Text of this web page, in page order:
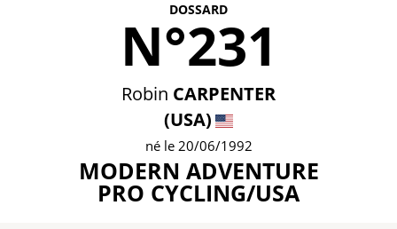
DOSSARD
N°231
Robin CARPENTER
(USA)
né le 20/06/1992
MODERN ADVENTURE
PRO CYCLING/USA